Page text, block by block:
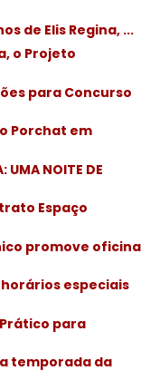
de Elis Regina, ...
o Projeto
para Concurso
Porchat em
UMA NOITE DE
Espaço
promove oficina
especiais
para
temporada da